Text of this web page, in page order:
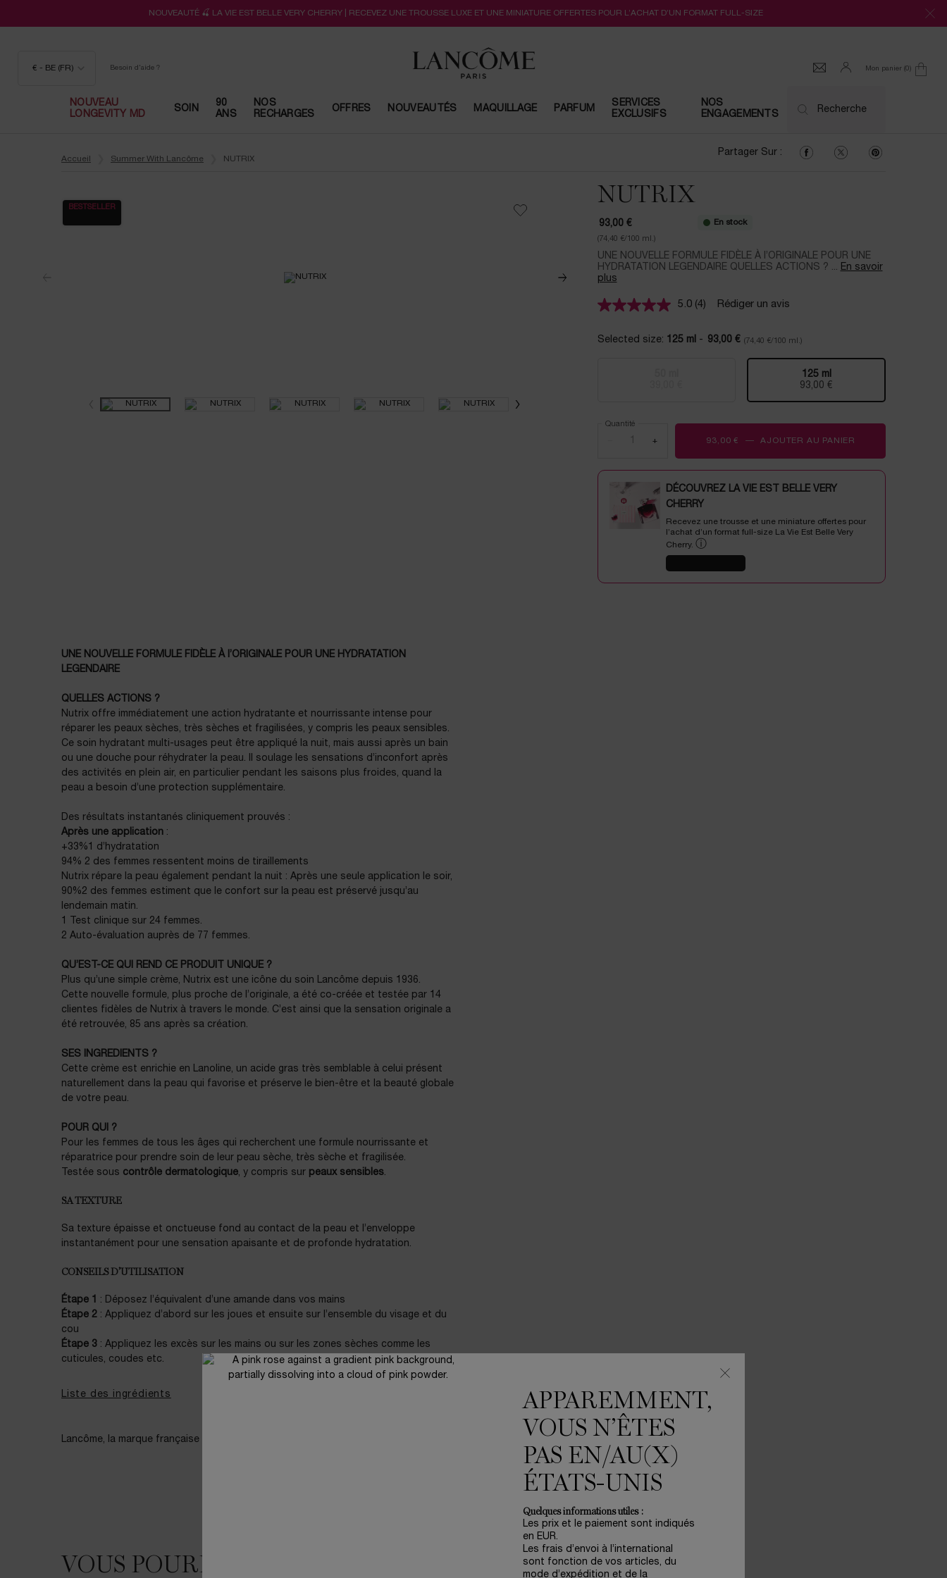
NOUVEAUTÉ 🍒 LA VIE EST BELLE VERY CHERRY | RECEVEZ UNE TROUSSE LUXE ET UNE MINIATURE OFFERTES POUR L’ACHAT D’UN FORMAT FULL-SIZE
€ - BE (FR) Besoin d'aide ? Mon panier 0
0 produit
NOUVEAU
LONGEVITY MD
SOIN
90
ANS
NOS
RECHARGES
OFFRES NOUVEAUTÉS MAQUILLAGE PARFUM
SERVICES
EXCLUSIFS
NOS
ENGAGEMENTS
Recherche
Accueil Summer With Lancôme NUTRIX
Partager Sur : Partager Sur : Facebook
Partager Sur : Twitter
Partager Sur :
NUTRIX
93,00 €
(74,40 €/100 ml.)
En stock
UNE NOUVELLE FORMULE FIDÈLE À l’ORIGINALE POUR UNE
HYDRATATION LEGENDAIRE QUELLES ACTIONS ? ... En savoir
plus
5.0
Lire
avis.
Lien
(4) Rédiger un avis
BESTSELLER
Selected size: 125 ml - 93,00 € (74,40 €/100 ml.)
The product variation is out of stock,
Selected
125 ml
93,00 €
, 2 of 2
Quantité
+ 93,00 € ― AJOUTER AU PANIER
DÉCOUVREZ LA VIE EST BELLE VERY
CHERRY
Recevez une trousse et une miniature offertes pour
l’achat d’un format full-size La Vie Est Belle Very
Cherry. ⓘ
UNE NOUVELLE FORMULE FIDÈLE À l’ORIGINALE POUR UNE HYDRATATION
LEGENDAIRE
QUELLES ACTIONS ?
Nutrix offre immédiatement une action hydratante et nourrissante intense pour
réparer les peaux sèches, très sèches et fragilisées, y compris les peaux sensibles.
Ce soin hydratant multi-usages peut être appliqué la nuit, mais aussi après un bain
ou une douche pour réhydrater la peau. Il soulage les sensations d’inconfort après
des activités en plein air, en particulier pendant les saisons plus froides, quand la
peau a besoin d’une protection supplémentaire.
Des résultats instantanés cliniquement prouvés :
Après une application :
+33%1 d’hydratation
94% 2 des femmes ressentent moins de tiraillements
Nutrix répare la peau également pendant la nuit : Après une seule application le soir,
90%2 des femmes estiment que le confort sur la peau est préservé jusqu’au
lendemain matin.
1 Test clinique sur 24 femmes.
2 Auto-évaluation auprès de 77 femmes.
QU’EST-CE QUI REND CE PRODUIT UNIQUE ?
Plus qu’une simple crème, Nutrix est une icône du soin Lancôme depuis 1936.
Cette nouvelle formule, plus proche de l’originale, a été co-créée et testée par 14
clientes fidèles de Nutrix à travers le monde. C’est ainsi que la sensation originale a
été retrouvée, 85 ans après sa création.
SES INGREDIENTS ?
Cette crème est enrichie en Lanoline, un acide gras très semblable à celui présent
naturellement dans la peau qui favorise et préserve le bien-être et la beauté globale
de votre peau.
POUR QUI ?
Pour les femmes de tous les âges qui recherchent une formule nourrissante et
réparatrice pour prendre soin de leur peau sèche, très sèche et fragilisée.
Testée sous contrôle dermatologique , y compris sur peaux sensibles
SA TEXTURE
Sa texture épaisse et onctueuse fond au contact de la peau et l’enveloppe
instantanément pour une sensation apaisante et de profonde hydratation.
CONSEILS D’UTILISATION
Étape 1
: Déposez l’équivalent d’une amande dans vos mains
Étape 2 : Appliquez d’abord sur les joues et ensuite sur l’ensemble du visage et du
cou
Étape 3 : Appliquez les excès sur les mains ou sur les zones sèches comme les
cuticules, coudes etc.
Liste des ingrédients
Lancôme, la marque française du bonheur depuis 1935.
VOUS POURRIEZ AIMER
APPAREMMENT,
VOUS N’ÊTES
PAS EN/AU(X)
ÉTATS-UNIS
Quelques informations utiles :
Les prix et le paiement sont indiqués
en EUR.
Les frais d’envoi à l’international
sont fonction de vos articles, du
mode d’expédition et de la